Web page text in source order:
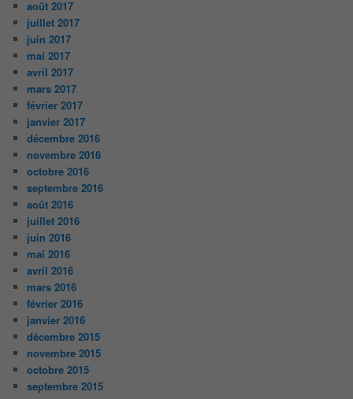
août 2017
juillet 2017
juin 2017
mai 2017
avril 2017
mars 2017
février 2017
janvier 2017
décembre 2016
novembre 2016
octobre 2016
septembre 2016
août 2016
juillet 2016
juin 2016
mai 2016
avril 2016
mars 2016
février 2016
janvier 2016
décembre 2015
novembre 2015
octobre 2015
septembre 2015